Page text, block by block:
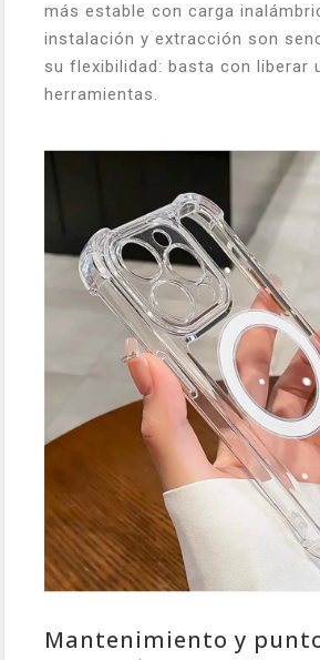
más estable con carga
instalación y extracción son
su flexibilidad: basta con liberar
herramientas.
Mantenimiento y